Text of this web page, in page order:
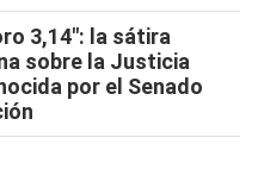
3,14": la sátira
sobre la Justicia
por el Senado